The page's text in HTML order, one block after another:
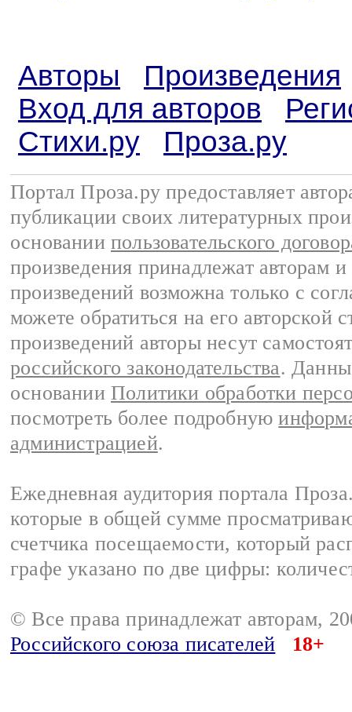
Авторы
Произведения
Вход для авторов
Стихи.ру
Проза.ру
Портал Проза.ру предоставляет
публикации своих литературных
основании пользовательского
произведения принадлежат авторам
произведений возможна только с
можете обратиться на его авторской
произведений авторы несут
российского законодательства.
основании Политики обработки
посмотреть более подробную
администрацией.
Ежедневная аудитория портала
которые в общей сумме
счетчика посещаемости, который
графе указано по две цифры:
© Все права принадлежат авторам,
Российского союза писателей
18+